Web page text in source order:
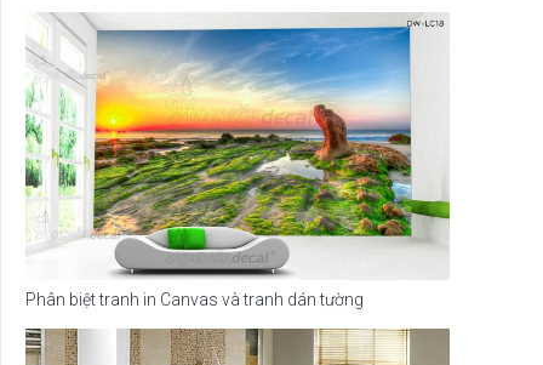
Phân biệt tranh in Canvas và tranh dán tường